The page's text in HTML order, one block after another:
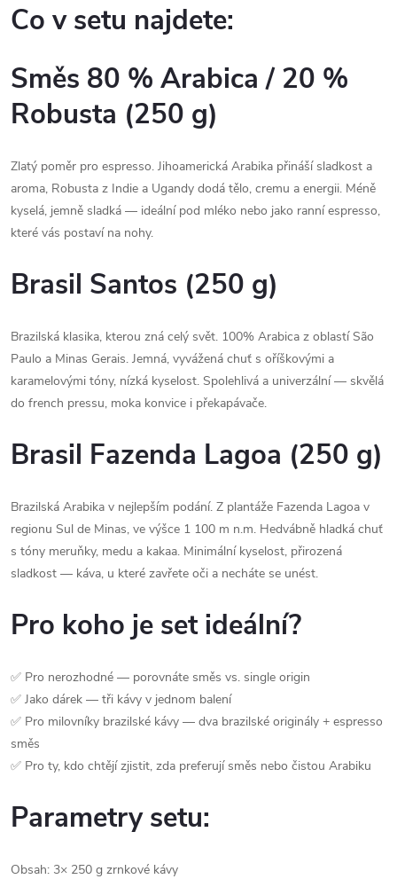
Co v setu najdete:
Směs 80 % Arabica / 20 %
Robusta (250 g)
Zlatý poměr pro espresso. Jihoamerická Arabika přináší sladkost a
aroma, Robusta z Indie a Ugandy dodá tělo, cremu a energii. Méně
kyselá, jemně sladká — ideální pod mléko nebo jako ranní espresso,
které vás postaví na nohy.
Brasil Santos (250 g)
Brazilská klasika, kterou zná celý svět. 100% Arabica z oblastí São
Paulo a Minas Gerais. Jemná, vyvážená chuť s oříškovými a
karamelovými tóny, nízká kyselost. Spolehlivá a univerzální — skvělá
do french pressu, moka konvice i překapávače.
Brasil Fazenda Lagoa (250 g)
Brazilská Arabika v nejlepším podání. Z plantáže Fazenda Lagoa v
regionu Sul de Minas, ve výšce 1 100 m n.m. Hedvábně hladká chuť
s tóny meruňky, medu a kakaa. Minimální kyselost, přirozená
sladkost — káva, u které zavřete oči a necháte se unést.
Pro koho je set ideální?
✅ Pro nerozhodné — porovnáte směs vs. single origin
✅ Jako dárek — tři kávy v jednom balení
✅ Pro milovníky brazilské kávy — dva brazilské originály + espresso
směs
✅ Pro ty, kdo chtějí zjistit, zda preferují směs nebo čistou Arabiku
Parametry setu:
Obsah: 3× 250 g zrnkové kávy